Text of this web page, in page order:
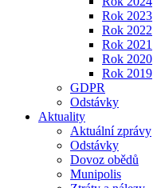
Rok 2023
Rok 2022
Rok 2021
Rok 2020
Rok 2019
GDPR
Odstávky
Aktuality
Aktuální zprávy
Odstávky
Dovoz obědů
Munipolis